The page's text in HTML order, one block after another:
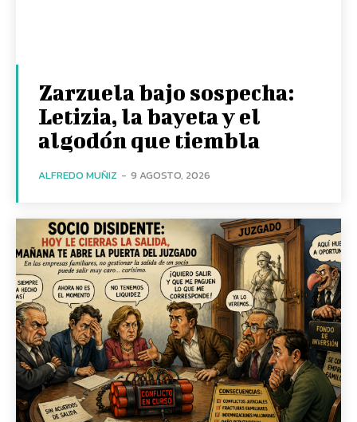
Zarzuela bajo sospecha:
Letizia, la bayeta y el
algodón que tiembla
ALFREDO MUÑIZ - 9 AGOSTO, 2026